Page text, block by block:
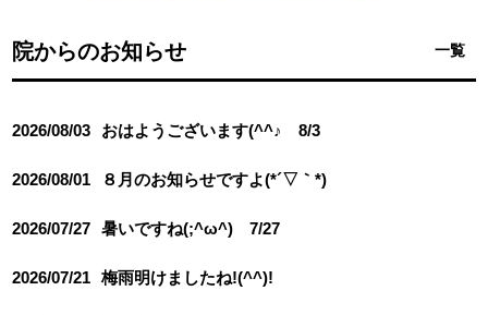
院からのお知らせ 一覧
2026/08/03 おはようございます(^^♪ 8/3
2026/08/01 ８月のお知らせですよ(*´▽｀*)
2026/07/27 暑いですね(;^ω^) 7/27
2026/07/21 梅雨明けましたね!(^^)!